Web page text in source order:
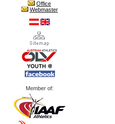
Office
Webmaster
Member of: